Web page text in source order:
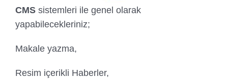
CMS sistemleri ile genel olarak
yapabilecekleriniz;
Makale yazma,
Resim içerikli Haberler,